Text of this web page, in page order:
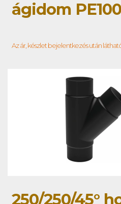
ágidom PE100
Az ár, készlet bejelentkezés után
250/250/45°